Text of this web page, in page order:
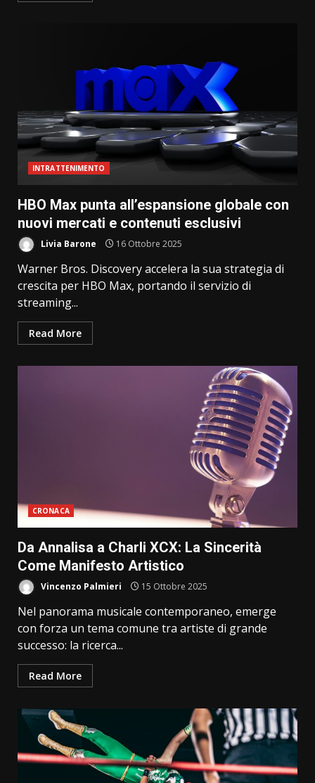
INTRATTENIMENTO
HBO Max punta all’espansione globale con
nuovi mercati e contenuti esclusivi
Livia Barone 16 Ottobre 2025
Warner Bros. Discovery accelera la sua strategia di
crescita per HBO Max, portando il servizio di
streaming...
Read More
CRONACA
Da Annalisa a Charli XCX: La Sincerità
Come Manifesto Artistico
Vincenzo Palmieri 15 Ottobre 2025
Nel panorama musicale contemporaneo, emerge
con forza un tema comune tra artiste di grande
successo: la ricerca...
Read More